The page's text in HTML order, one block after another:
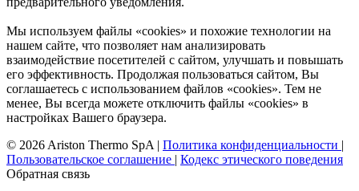
Мы используем файлы «cookies» и похожие технологии на
нашем сайте, что позволяет нам анализировать
взаимодействие посетителей с сайтом, улучшать и повышать
его эффективность. Продолжая пользоваться сайтом, Вы
соглашаетесь с использованием файлов «cookies». Тем не
менее, Вы всегда можете отключить файлы «cookies» в
настройках Вашего браузера.
© 2026 Ariston Thermo SpA | Политика конфиденциальности |
Пользовательское соглашение | Кодекс этического поведения
Обратная связь